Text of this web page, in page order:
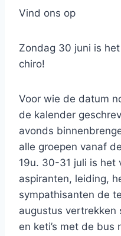
Vind ons op
Zondag 30 juni is het
chiro!
Voor wie de datum
de kalender
avonds
alle groepen vanaf
19u. 30-31 juli is het
aspiranten, leiding,
sympathisanten de
augustus vertrekken
en keti’s met de bus